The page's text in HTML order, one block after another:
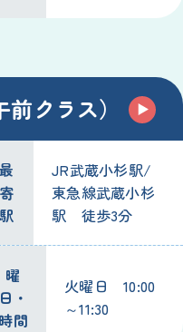
クラス）
最
寄
駅
JR武蔵小杉駅/
東急線武蔵小杉
駅 徒歩3分
曜
日・
時間
火曜日 10:00
～11:30